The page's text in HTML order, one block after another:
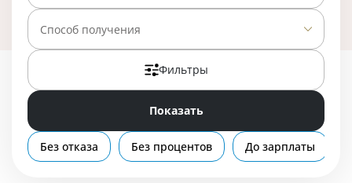
Бизнес
Банки
Вологда
Способ получения
Фильтры
Показать
Без отказа Без процентов До зарплаты